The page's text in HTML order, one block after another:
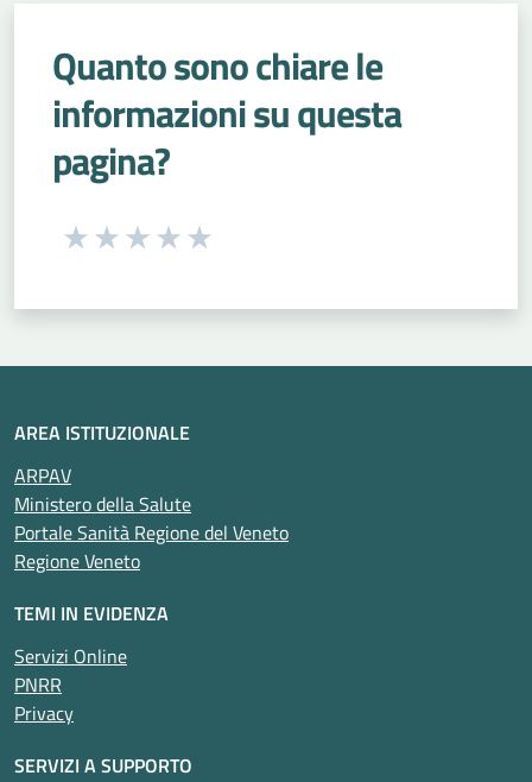
Quanto sono chiare le
informazioni su questa
pagina?
Seleziona una valutazione da 1 a 5 stelle
AREA ISTITUZIONALE
ARPAV
Ministero della Salute
Portale Sanità Regione del Veneto
Regione Veneto
TEMI IN EVIDENZA
Servizi Online
PNRR
Privacy
SERVIZI A SUPPORTO